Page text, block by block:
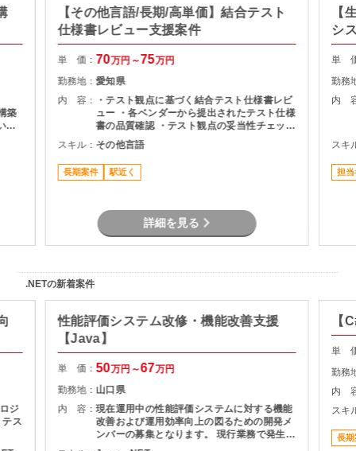
築
た
【その他言語/長期/高単価】結合テスト
仕様書レビュー支援案件
単 価： 70万円～75万円
勤務地：愛知県
内 容：
・テスト観点に基づく結合テスト仕様書レビ
ュー ・各ベンダーから提出されたテスト仕様
書の品質確認 ・テスト観点の妥当性チェック
・指摘事項の整理およびレビュー結果のフィ
ードバック ・プロジェクト関係者との調整・
コミュニケーション
スキル： その他言語
長期案件 駅近く
詳細を見る
【
シ
単
勤務
内
スキ
担当
.NETの新着案件
ジ
ス
性能評価システム改修・機能改善支援
【Java】
単 価：50万円～67万円
勤務地： 山口県
内 容：現在運用中の性能評価システムに対する機能
改善および運用効率向上の図るための開発メ
ンバーの募集となります。 現行業務で発生し
ている課題を整理し、機能追加を実現しま
【
単
勤務
内
スキ
長期